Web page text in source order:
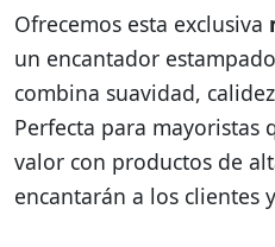
Ofrecemos esta exclusiva
un encantador
combina suavidad,
Perfecta para mayoristas
valor con productos de
encantarán a los clientes